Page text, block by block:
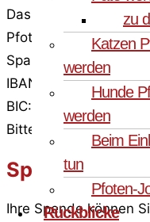
zu
Katzen
werden
Hunde
werden
Beim
tun
Pfoten-
Rückblicke
Das Spendenkonto
PfotenFreunde
Sparkasse an der Lippe
IBAN: DE90 4415
BIC: WELADED1LUN
Bitte geben Sie stets
Ihre Spende können